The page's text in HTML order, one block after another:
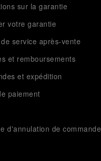
sur la garantie
votre garantie
service après-vente
et remboursements
et expédition
paiement
d'annulation de commande